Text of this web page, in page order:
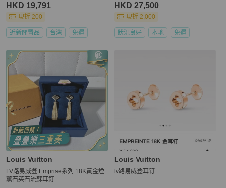
HKD 19,791
現折 200
近新閒置品 台灣 免運
HKD 27,500
現折 2,000
狀況良好 本地 免運
Louis Vuitton
LV路易威登 Emprise系列 18K黃金煙
薰石英石流蘇耳釘
Louis Vuitton
lv路易威登耳钉